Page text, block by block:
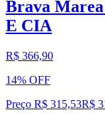
Brava
E CIA
R$ 366,90
14% OFF
Preço R$ 315,53R$